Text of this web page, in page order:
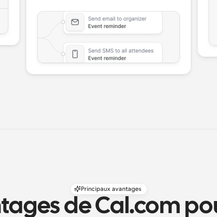
Principaux avantages
de Cal.com